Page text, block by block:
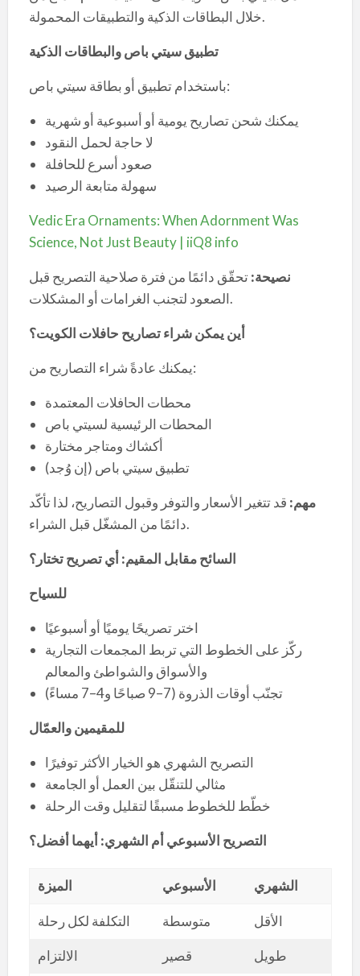
خلال البطاقات الذكية والتطبيقات المحمولة.
تطبيق سيتي باص والبطاقات الذكية
باستخدام تطبيق أو بطاقة سيتي باص:
يمكنك شحن تصاريح يومية أو أسبوعية أو شهرية
لا حاجة لحمل النقود
صعود أسرع للحافلة
سهولة متابعة الرصيد
Vedic Era Ornaments: When Adornment Was
Science, Not Just Beauty | iiQ8 info
نصيحة:تحقّق دائمًا من فترة صلاحية التصريح قبل
الصعود لتجنب الغرامات أو المشكلات.
أين يمكن شراء تصاريح حافلات الكويت؟
يمكنك عادةً شراء التصاريح من:
محطات الحافلات المعتمدة
المحطات الرئيسية لسيتي باص
أكشاك ومتاجر مختارة
تطبيق سيتي باص (إن وُجد)
مهم: قد تتغير الأسعار والتوفر وقبول التصاريح، لذا تأكّد
دائمًا من المشغّل قبل الشراء.
السائح مقابل المقيم: أي تصريح تختار؟
للسياح
اختر تصريحًا يوميًا أو أسبوعيًا
ركّز على الخطوط التي تربط المجمعات التجارية
والأسواق والشواطئ والمعالم
تجنّب أوقات الذروة (7–9 صباحًا و4–7 مساءً)
للمقيمين والعمّال
التصريح الشهري هو الخيار الأكثر توفيرًا
مثالي للتنقّل بين العمل أو الجامعة
خطّط للخطوط مسبقًا لتقليل وقت الرحلة
التصريح الأسبوعي أم الشهري: أيهما أفضل؟
الميزة الأسبوعي الشهري
التكلفة لكل رحلة متوسطة الأقل
الالتزام قصير طويل